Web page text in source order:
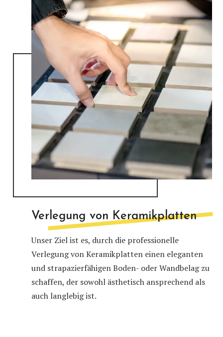
Verlegung von Keramikplatten
Unser Ziel ist es, durch die professionelle
Verlegung von Keramikplatten einen eleganten
und strapazierfähigen Boden- oder Wandbelag zu
schaffen, der sowohl ästhetisch ansprechend als
auch langlebig ist.